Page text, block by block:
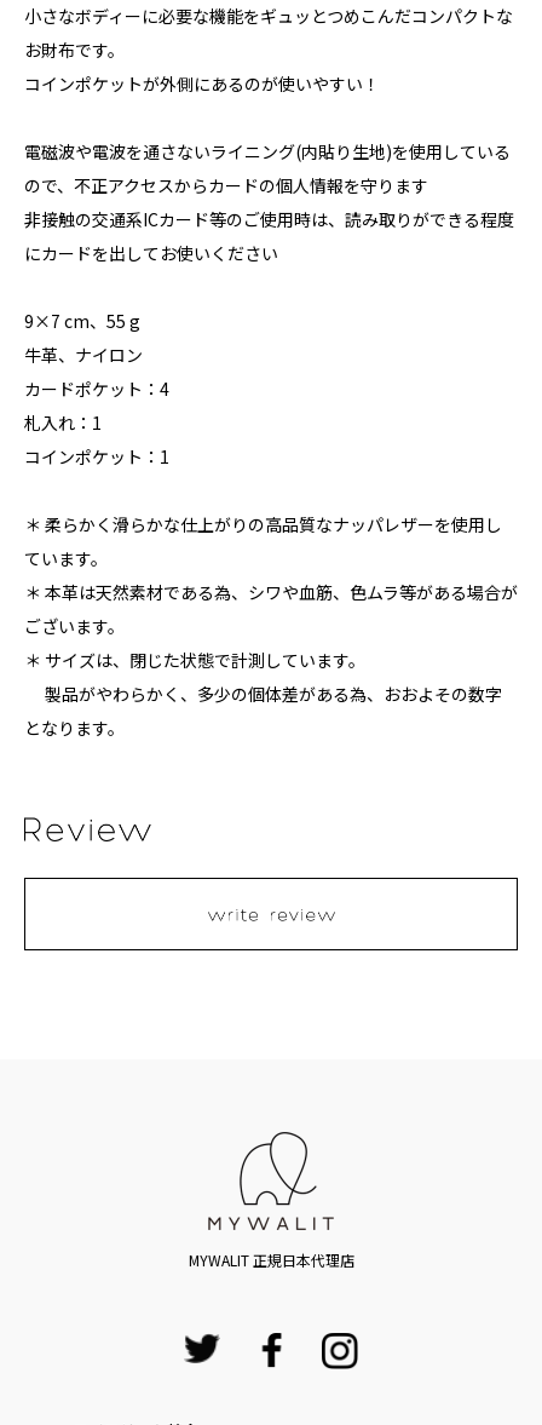
小さなボディーに必要な機能をギュッとつめこんだコンパクトな
お財布です。
コインポケットが外側にあるのが使いやすい！
電磁波や電波を通さないライニング(内貼り生地)を使用している
ので、不正アクセスからカードの個人情報を守ります
非接触の交通系ICカード等のご使用時は、読み取りができる程度
にカードを出してお使いください
9×7 cm、55 g
牛革、ナイロン
カードポケット：4
札入れ：1
コインポケット：1
＊ 柔らかく滑らかな仕上がりの高品質なナッパレザーを使用し
ています。
＊ 本革は天然素材である為、シワや血筋、色ムラ等がある場合が
ございます。
＊ サイズは、閉じた状態で計測しています。
製品がやわらかく、多少の個体差がある為、おおよその数字
となります。
MYWALIT 正規日本代理店